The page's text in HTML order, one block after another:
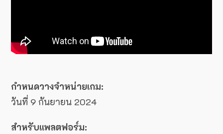
กำหนดวางจำหน่ายเกม:
วันที่ 9 กันยายน 2024
สำหรับแพลตฟอร์ม: